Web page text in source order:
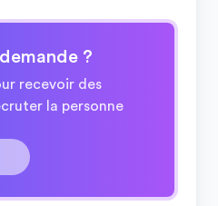
?
recevoir des
la personne